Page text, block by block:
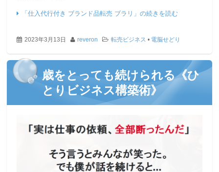
「仕入代行付き ブランド品転売 ブラリ」の続きを読む
2023年3月13日 reveron 転売ビジネス • 電脳せどり
歳をとっても続けられる《ひ
とりビジネス構築術》